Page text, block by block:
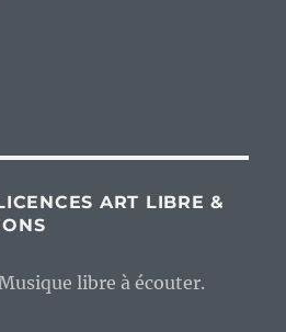
ART LIBRE &
libre à écouter.